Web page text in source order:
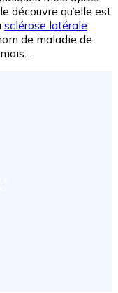
découvre qu’elle est
sclérose latérale
de maladie de